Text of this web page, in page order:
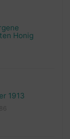
Honig
1913